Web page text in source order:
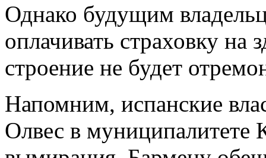
Однако будущим
оплачивать страховку на
строение не будет
Напомним, испанские
Олвес в муниципалитете